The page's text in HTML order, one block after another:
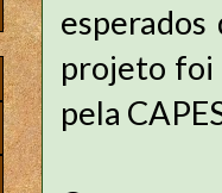
projeto foi
pela